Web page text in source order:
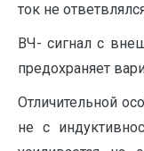
ток не
ВЧ- сигнал с
предохраняет
Отличительной
не с